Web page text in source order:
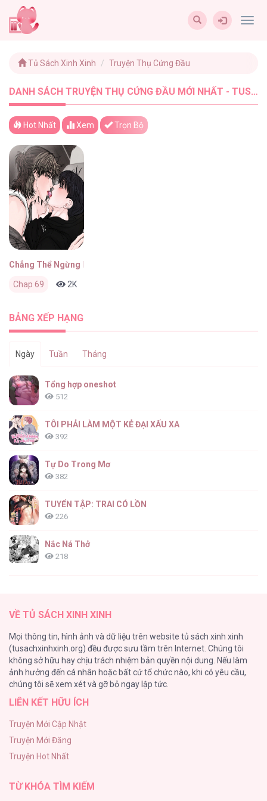
Tủ Sách Xinh Xinh Truyện Thụ Cứng Đầu
DANH SÁCH TRUYỆN THỤ CỨNG ĐẦU MỚI NHẤT - TUSACHXINHXINH (1)
Hot Nhất Xem Trọn Bộ
Chẳng Thể Ngừng Lại
Chap 69 2K
BẢNG XẾP HẠNG
Ngày Tuần Tháng
Tổng hợp oneshot
512
TÔI PHẢI LÀM MỘT KẺ ĐẠI XẤU XA
392
Tự Do Trong Mơ
382
TUYỂN TẬP: TRAI CÓ LỒN
226
Nắc Ná Thở
218
191
Làm vị cứu tinh thật dễ dàng
186
Thiên Đường Táo Xanh
(END) Merry Marbling
150
VỀ TỦ SÁCH XINH XINH
Mọi thông tin, hình ảnh và dữ liệu trên website tủ sách xinh xinh
(tusachxinhxinh.org) đều được sưu tầm trên Internet. Chúng tôi
không sở hữu hay chịu trách nhiệm bản quyền nội dung. Nếu làm
ảnh hưởng đến cá nhân hoặc bất cứ tổ chức nào, khi có yêu cầu,
chúng tôi sẽ xem xét và gỡ bỏ ngay lập tức.
LIÊN KẾT HỮU ÍCH
Truyện Mới Cập Nhật
Truyện Mới Đăng
Truyện Hot Nhất
TỪ KHÓA TÌM KIẾM